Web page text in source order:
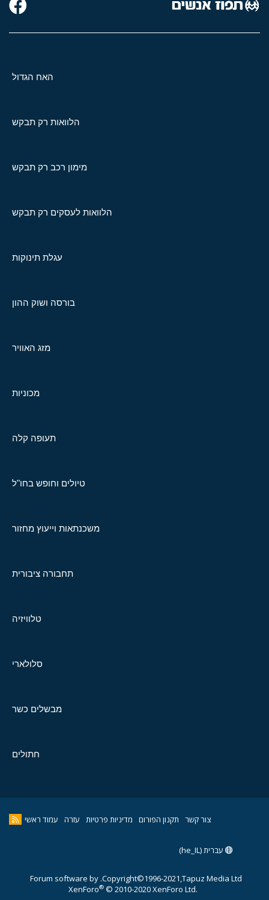
האח הגדול
הלוואות רק תבקש
מימון רכב רק תבקש
הלוואות לעסקים רק תבקש
עגלת תינוקות
בורסה ושוק ההון
מזג האוויר
מכוניות
תעופה קלה
טיולים וחופש בחו"ל
משכנתאות וייעוץ מחזור
תחבורה ציבורית
טלוויזיה
סלולארי
מבשלים כשר
חתולים
צור קשר תקנון הפורום מדיניות פרטיות עזרה עמוד ראשי
עברית (he_IL)
Copyright©1996-2021,Tapuz Media Ltd.
Forum software by
XenForo® © 2010-2020 XenForo Ltd.